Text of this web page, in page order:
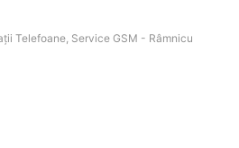
Telefoane, Service GSM - Râmnicu